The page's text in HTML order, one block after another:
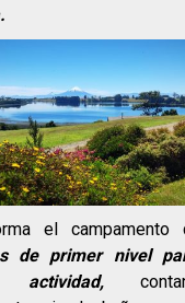
el campamento
de primer nivel
actividad,